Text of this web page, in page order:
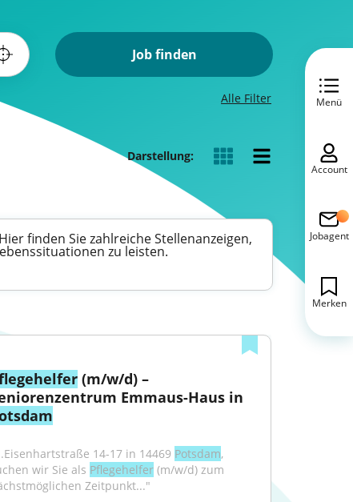
Job finden
Alle Filter
Darstellung:
finden Sie zahlreiche Stellenanzeigen,
zu leisten.
(m/w/d) –
14-17 in 14469 Potsdam,
wir Sie als Pflegehelfer (m/w/d) zum
Zeitpunkt..."
Menü
Account
Jobagent
Merken